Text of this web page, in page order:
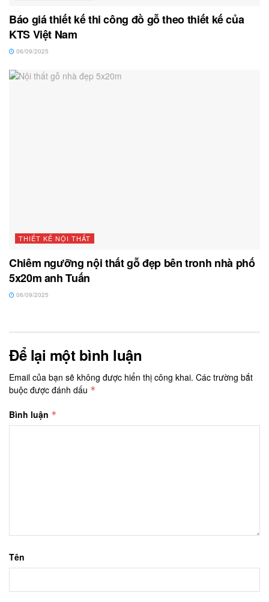
Báo giá thiết kế thi công đồ gỗ theo thiết kế của
KTS Việt Nam
06/09/2025
THIẾT KẾ NỘI THẤT
Chiêm ngưỡng nội thất gỗ đẹp bên tronh nhà phố
5x20m anh Tuấn
06/09/2025
Để lại một bình luận
Email của bạn sẽ không được hiển thị công khai. Các trường bắt
buộc được đánh dấu *
Bình luận *
Tên